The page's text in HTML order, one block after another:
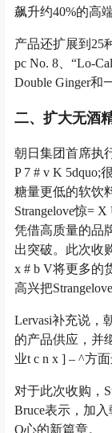
飙升约40%的高
产品还扩展到25
pc No. 8、“Lo-
Double Ginger和
二、扩大无酒
朝日集团首席执
P 7 # v K 5dquo;
糖量更低的软饮
Strangelove惊= X
凭借高质量的品
出突破。此次收
x # b V将更多的
高兴把
Lervasi补充说，
的产品供应，并
业t c n x ] – ^方面
对于此次收购，
Bruce表示，加
O心的新篇章。